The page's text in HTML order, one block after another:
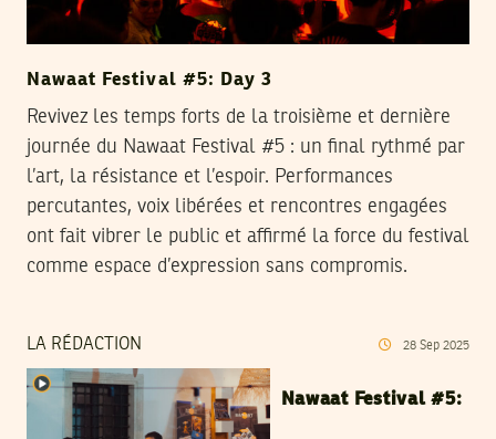
Nawaat Festival #5: Day 3
Revivez les temps forts de la troisième et dernière
journée du Nawaat Festival #5 : un final rythmé par
l’art, la résistance et l’espoir. Performances
percutantes, voix libérées et rencontres engagées
ont fait vibrer le public et affirmé la force du festival
comme espace d’expression sans compromis.
LA RÉDACTION 28 Sep 2025
Nawaat Festival #5: